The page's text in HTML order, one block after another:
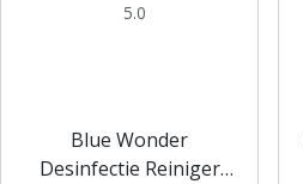
5.0
Blue Wonder
Desinfectie Reiniger